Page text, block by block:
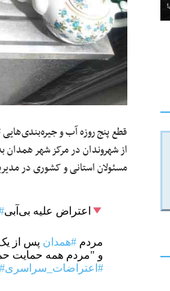
از شهروندان در مرکز شهر همدان
مسئولان استانی و کشوری در
اعتراض علیه بی‌آبی
مردم #همدان پس از
و "مردم همه حمایت
#اعتراضات_سراسری